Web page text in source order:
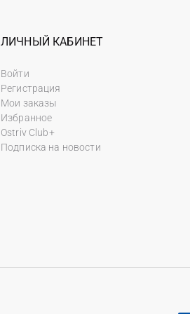
ЛИЧНЫЙ КАБИНЕТ
Войти
Регистрация
Мои заказы
Избранное
Ostriv Club+
Подписка на новости